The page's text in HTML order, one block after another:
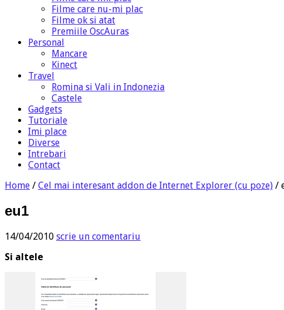
Filme care nu-mi plac
Filme ok si atat
Premiile OscAuras
Personal
Mancare
Kinect
Travel
Romina si Vali in Indonezia
Castele
Gadgets
Tutoriale
Imi place
Diverse
Intrebari
Contact
Home / Cel mai interesant addon de Internet Explorer (cu poze) /
eu1
14/04/2010 scrie un comentariu
Si altele